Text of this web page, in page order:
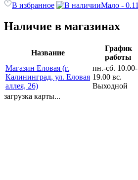
В избранное
Мало - 0.11
Наличие в магазинах
Название
График
работы
Магазин Еловая (г.
Калининград, ул. Еловая
аллея, 26)
пн.-сб. 10.00-
19.00 вс.
Выходной
загрузка карты...